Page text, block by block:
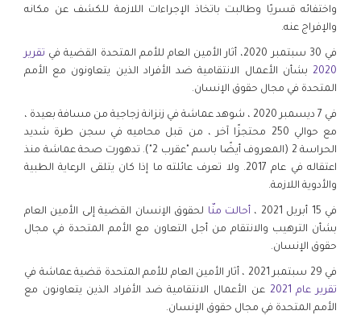
واختفائه قسريًا وطالبت باتخاذ الإجراءات اللازمة للكشف عن مكانه
والإفراج عنه.
في 30 سبتمبر 2020، أثار الأمين العام للأمم المتحدة القضية في
تقرير
2020 بشأن الأعمال الانتقامية ضد الأفراد الذين يتعاونون مع الأمم
المتحدة في مجال حقوق الإنسان.
في 7 ديسمبر 2020 ، شوهد عماشة في زنزانة زجاجية من مسافة بعيدة ،
مع حوالي 250 محتجزًا آخر ، من قبل محاميه في سجن طرة شديد
الحراسة 2 (المعروف أيضًا باسم "عقرب 2"). تدهورت صحة عماشة منذ
اعتقاله في عام 2017. ولا تعرف عائلته ما إذا كان يتلقى الرعاية الطبية
والأدوية اللازمة.
في 15 أبريل 2021 ، أحالت منّا لحقوق الإنسان القضية إلى الأمين العام
بشأن الترهيب والانتقام من أجل التعاون مع الأمم المتحدة في مجال
حقوق الإنسان.
في 29 سبتمبر 2021 ، أثار الأمين العام للأمم المتحدة قضية عماشة في
تقرير عام 2021
عن الأعمال الانتقامية ضد الأفراد الذين يتعاونون مع
الأمم المتحدة في مجال حقوق الإنسان.